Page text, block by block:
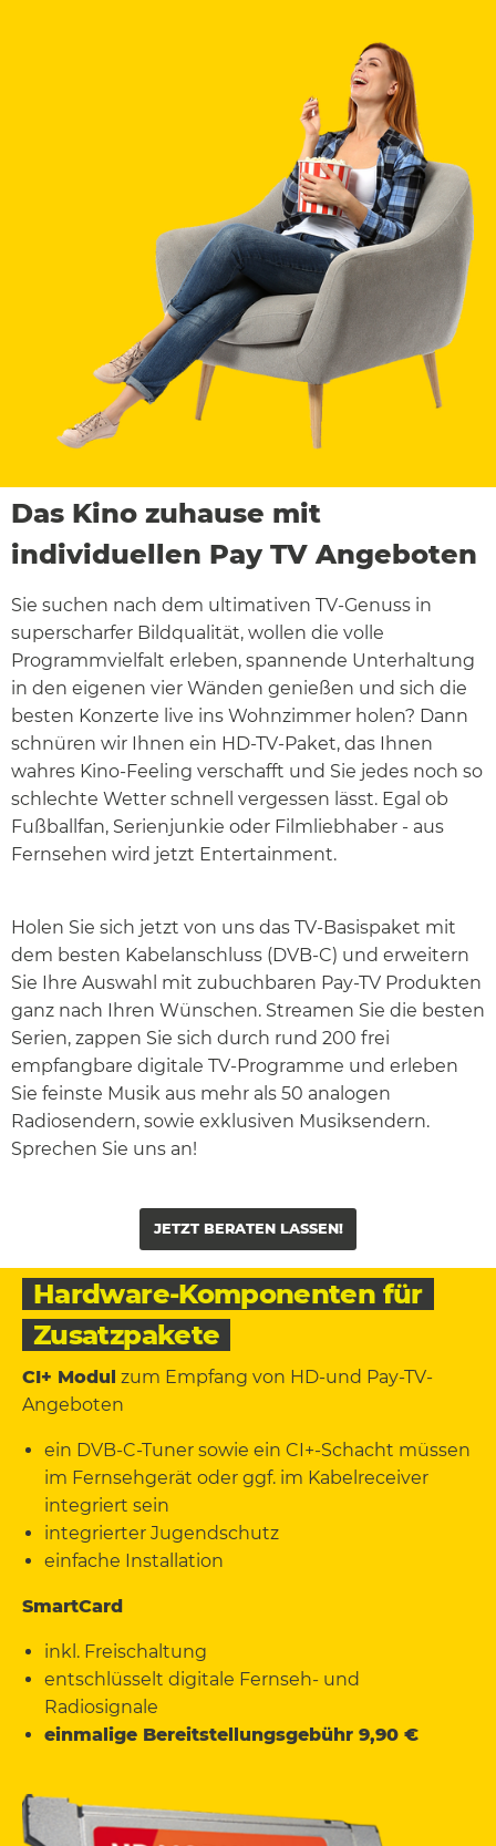
Das Kino zuhause mit
individuellen Pay TV Angeboten
Sie suchen nach dem ultimativen TV-Genuss in
superscharfer Bildqualität, wollen die volle
Programmvielfalt erleben, spannende Unterhaltung
in den eigenen vier Wänden genießen und sich die
besten Konzerte live ins Wohnzimmer holen? Dann
schnüren wir Ihnen ein HD-TV-Paket, das Ihnen
wahres Kino-Feeling verschafft und Sie jedes noch so
schlechte Wetter schnell vergessen lässt. Egal ob
Fußballfan, Serienjunkie oder Filmliebhaber - aus
Fernsehen wird jetzt Entertainment.
Holen Sie sich jetzt von uns das TV-Basispaket mit
dem besten Kabelanschluss (DVB-C) und erweitern
Sie Ihre Auswahl mit zubuchbaren Pay-TV Produkten
ganz nach Ihren Wünschen. Streamen Sie die besten
Serien, zappen Sie sich durch rund 200 frei
empfangbare digitale TV-Programme und erleben
Sie feinste Musik aus mehr als 50 analogen
Radiosendern, sowie exklusiven Musiksendern.
Sprechen Sie uns an!
JETZT BERATEN LASSEN!
Hardware-Komponenten für
Zusatzpakete
CI+ Modul zum Empfang von HD-und Pay-TV-
Angeboten
ein DVB-C-Tuner sowie ein CI+-Schacht müssen
im Fernsehgerät oder ggf. im Kabelreceiver
integriert sein
integrierter Jugendschutz
einfache Installation
SmartCard
inkl. Freischaltung
entschlüsselt digitale Fernseh- und
Radiosignale
einmalige Bereitstellungsgebühr 9,90 €